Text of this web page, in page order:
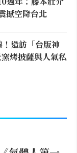
撼空降台北
造訪「台版神
烤披薩與人氣私